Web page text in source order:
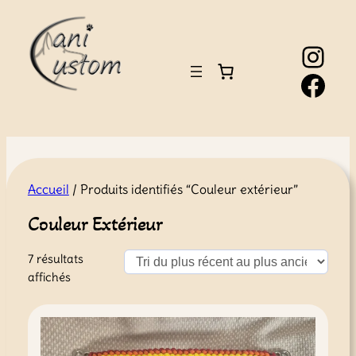
Instagram
Facebook
Accueil / Produits identifiés “Couleur extérieur”
Couleur Extérieur
7 résultats
affichésTrié
récent
au